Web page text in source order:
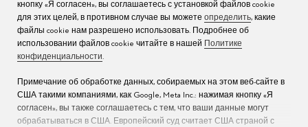
Вакансии
Пресс
кнопку «Я согласен», вы соглашаетесь с установкой файлов cookie
для этих целей, в противном случае вы можете определить, какие
файлы cookie нам разрешено использовать. Подробнее об
использовании файлов cookie читайте в нашей
Политике
конфиденциальности.
Примечание об обработке данных, собираемых на этом веб-сайте в
США такими компаниями, как Google, Meta Inc.: нажимая кнопку «Я
согласен», вы также соглашаетесь с тем, что ваши данные могут
обрабатываться в США. Европейский суд считает США страной с